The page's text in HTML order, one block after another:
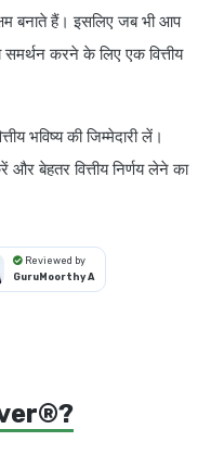
बनाते हैं। इसलिए जब भी आप
समर्थन करने के लिए एक वित्तीय
भविष्य की जिम्मेदारी लें।
बेहतर वित्तीय निर्णय लेने का
Reviewed by
GuruMoorthy A